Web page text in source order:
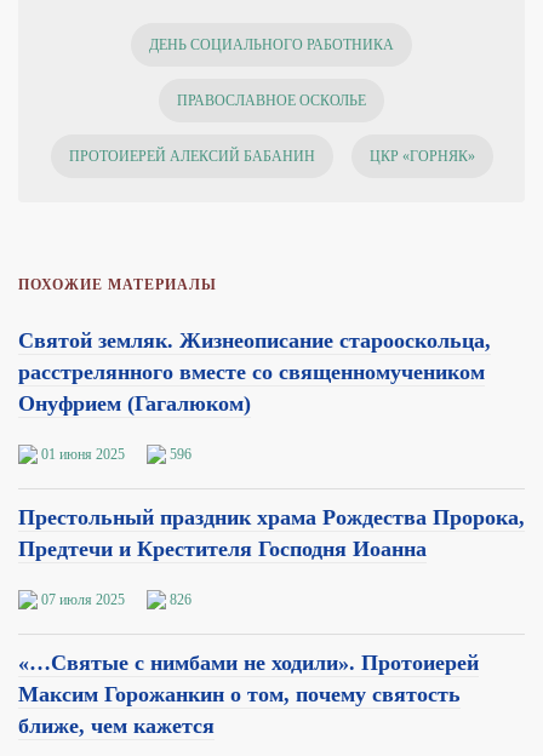
ДЕНЬ СОЦИАЛЬНОГО РАБОТНИКА
ПРАВОСЛАВНОЕ ОСКОЛЬЕ
ПРОТОИЕРЕЙ АЛЕКСИЙ БАБАНИН ЦКР «ГОРНЯК»
ПОХОЖИЕ МАТЕРИАЛЫ
Святой земляк. Жизнеописание старооскольца,
расстрелянного вместе со священномучеником
Онуфрием (Гагалюком)
01 июня 2025 596
Престольный праздник храма Рождества Пророка,
Предтечи и Крестителя Господня Иоанна
07 июля 2025 826
«…Святые с нимбами не ходили». Протоиерей
Максим Горожанкин о том, почему святость
ближе, чем кажется